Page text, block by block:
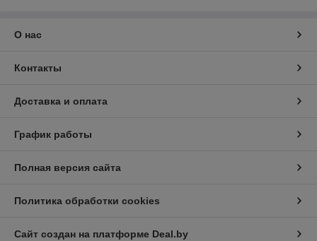
О нас
Контакты
Доставка и оплата
График работы
Полная версия сайта
Политика обработки cookies
Сайт создан на платформе Deal.by